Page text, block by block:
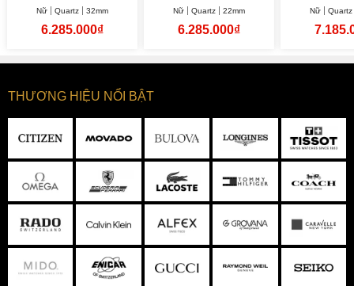
Nữ Quartz 32mm
6.285.000₫
Nữ Quartz 22mm
6.285.000₫
Nữ Quartz
THƯƠNG HIỆU NỔI BẬT